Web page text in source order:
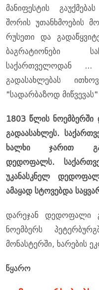
მანიფესტის
შორის უთანხმოების
რუსეთი და
ბაგრატიონები
საქართველოდან
გადასახლებას
"სადარბაზოდ
1803 წლის
გადაასახლეს.
ხალხი ჯარით
დედოფალს.
უკანასკნელ
ამაყად სტოვებდა
დარეჯან დედოფალი
ნოემბერს
მონასტერში, ხარების
წყარო